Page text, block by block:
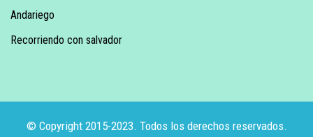
Andariego
Recorriendo con salvador
© Copyright 2015-2023. Todos los derechos reservados.